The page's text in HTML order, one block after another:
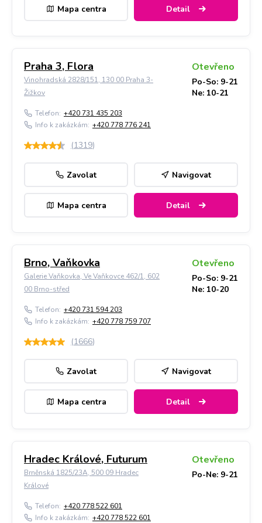
Mapa centra Detail
Praha 3, Flora
Vinohradská 2828/151, 130 00 Praha 3-
Žižkov
Otevřeno
Po-So: 9-21
Ne: 10-21
Telefon: +420 731 435 203
Info k zakázkám: +420 778 776 241
(1319)
Zavolat Navigovat
Mapa centra Detail
Brno, Vaňkovka
Galerie Vaňkovka, Ve Vaňkovce 462/1, 602
00 Brno-střed
Otevřeno
Po-So: 9-21
Ne: 10-20
Telefon: +420 731 594 203
Info k zakázkám: +420 778 759 707
(1666)
Zavolat Navigovat
Mapa centra Detail
Hradec Králové, Futurum
Brněnská 1825/23A, 500 09 Hradec
Králové
Otevřeno
Po-Ne: 9-21
Telefon: +420 778 522 601
Info k zakázkám: +420 778 522 601